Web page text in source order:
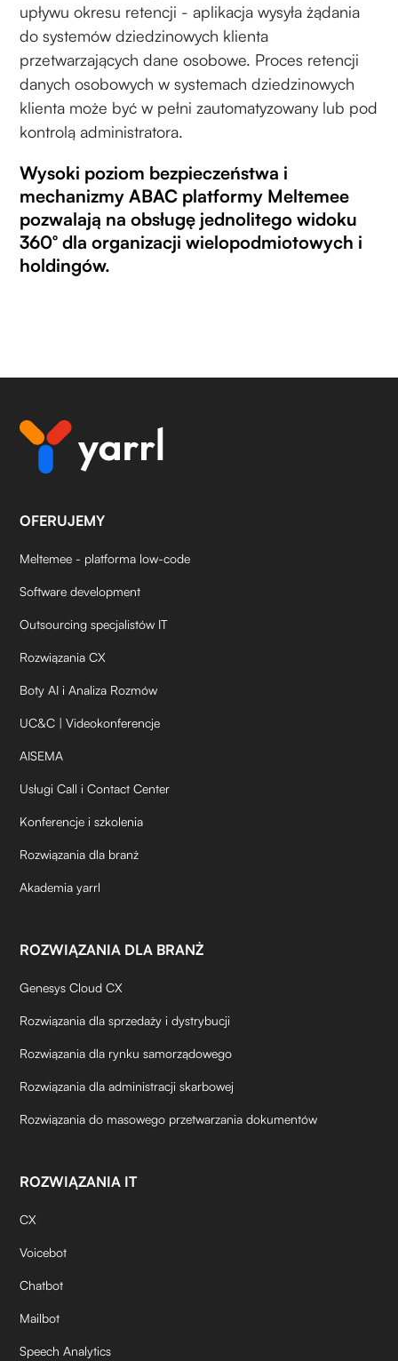
upływu okresu retencji - aplikacja wysyła żądania
do systemów dziedzinowych klienta
przetwarzających dane osobowe. Proces retencji
danych osobowych w systemach dziedzinowych
klienta może być w pełni zautomatyzowany lub pod
kontrolą administratora.
Wysoki poziom bezpieczeństwa i
mechanizmy ABAC platformy Meltemee
pozwalają na obsługę jednolitego widoku
360° dla organizacji wielopodmiotowych i
holdingów.
OFERUJEMY
Meltemee - platforma low-code
Software development
Outsourcing specjalistów IT
Rozwiązania CX
Boty AI i Analiza Rozmów
UC&C | Videokonferencje
AISEMA
Usługi Call i Contact Center
Konferencje i szkolenia
Rozwiązania dla branż
Akademia yarrl
ROZWIĄZANIA DLA BRANŻ
Genesys Cloud CX
Rozwiązania dla sprzedaży i dystrybucji
Rozwiązania dla rynku samorządowego
Rozwiązania dla administracji skarbowej
Rozwiązania do masowego przetwarzania dokumentów
ROZWIĄZANIA IT
CX
Voicebot
Chatbot
Mailbot
Speech Analytics